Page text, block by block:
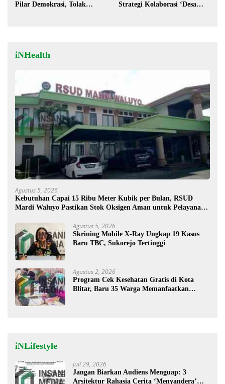
Pilar Demokrasi, Tolak
Strategi Kolaborasi ‘Desa
iNHealth
Agustus 5, 2026
Kebutuhan Capai 15 Ribu Meter Kubik per Bulan, RSUD
Mardi Waluyo Pastikan Stok Oksigen Aman untuk Pelayanan
Agustus 5, 2026
Skrining Mobile X-Ray Ungkap 19 Kasus
Baru TBC, Sukorejo Tertinggi
Agustus 2, 2026
Program Cek Kesehatan Gratis di Kota
Blitar, Baru 35 Warga Memanfaatkan
iNLifestyle
Juli 29, 2026
Jangan Biarkan Audiens Menguap: 3
Arsitektur Rahasia Cerita ‘Menyandera’